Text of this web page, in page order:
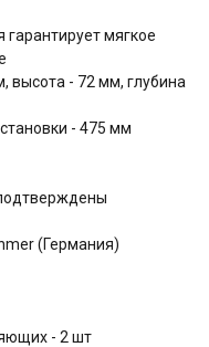
мягкое
высота - 72 мм, глубина
- 475 мм
(Германия)
- 2 шт